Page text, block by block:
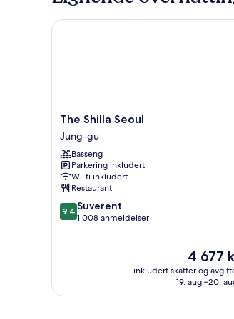
seng,
The
Shilla
Seoul
Jung-
gu
The Shilla Seoul
Jung-gu
Basseng
Parkering inkludert
Wi-fi inkludert
Restaurant
9.4
av
9,4 Suverent
1 008 anmeldelser
Prisen
er
4 677 kr
4 677
inkludert skatter og
19. aug.–20.
The Shilla Seoul